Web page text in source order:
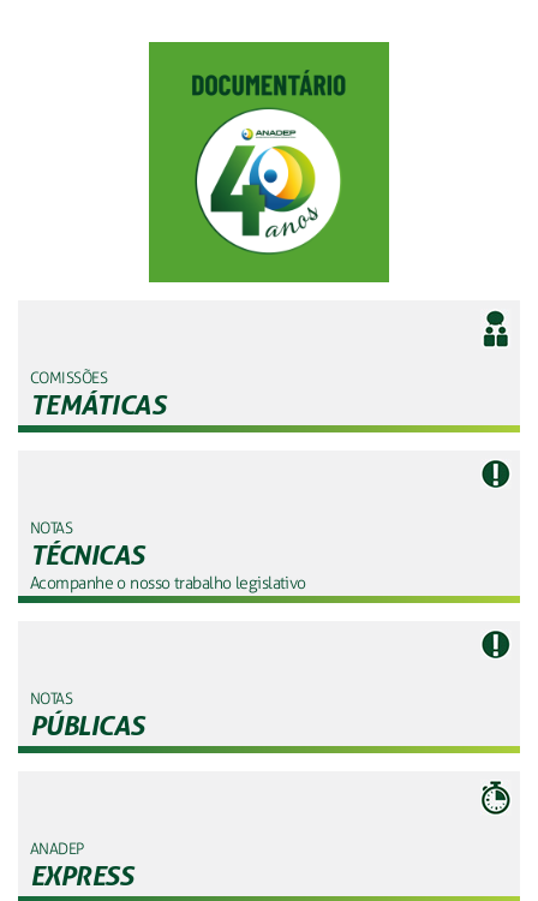
COMISSÕES
TEMÁTICAS
NOTAS
TÉCNICAS
Acompanhe o nosso trabalho legislativo
NOTAS
PÚBLICAS
ANADEP
EXPRESS